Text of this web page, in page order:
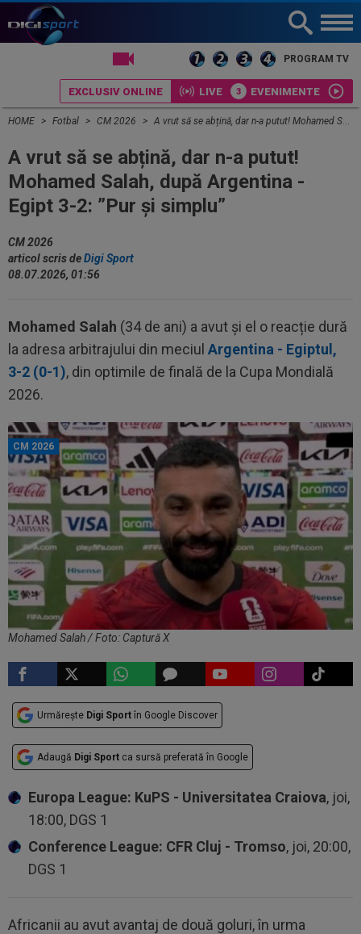
PROGRAM TV
EXCLUSIV ONLINE LIVE EVENIMENTE
HOME Fotbal CM 2026 A vrut să se abțină, dar n-a putut! Mohamed Salah, după Argentina - Egipt 3-2: ”Pur și simplu”
A vrut să se abțină, dar n-a putut!
Mohamed Salah, după Argentina -
Egipt 3-2: ”Pur și simplu”
CM 2026
articol scris deDigi Sport
08.07.2026, 01:56
Mohamed Salah (34 de ani) a avut și el o reacție dură
la adresa arbitrajului din meciul Argentina - Egiptul,
3-2 (0-1), din optimile de finală de la Cupa Mondială
2026.
CM 2026
Mohamed Salah / Foto: Captură X
Urmărește Digi Sport în Google Discover
Adaugă Digi Sport ca sursă preferată în Google
Europa League: KuPS - Universitatea Craiova, joi,
18:00, DGS 1
Conference League: CFR Cluj - Tromso, joi, 20:00,
DGS 1
Africanii au avut avantaj de două goluri, în urma